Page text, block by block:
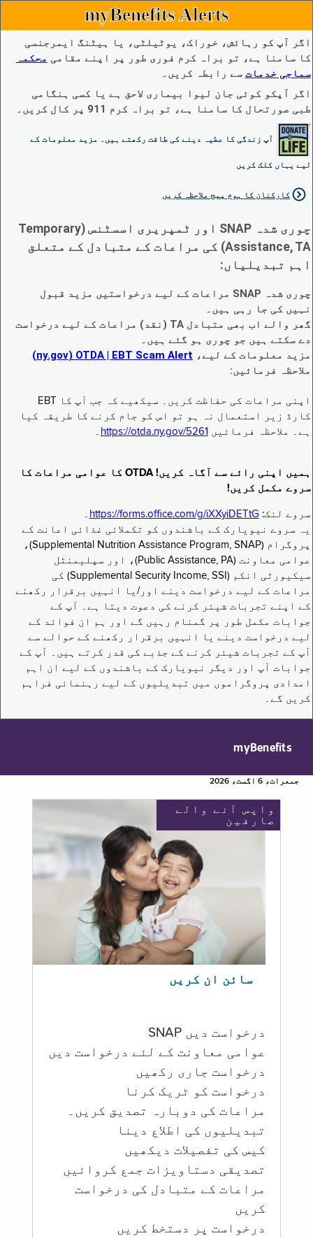
myBenefits Alerts
اگر آپ کو رہائش، خوراک، یوٹیلٹی، یا ہیٹنگ ایمرجنسی
کا سامنا ہے، تو براہ کرم فوری طور پر اپنے مقامی محکمہ
سماجی خدمات سے رابطہ کریں۔
اگر آپکو کوئی جان لیوا بیماری لاحق ہے یا کسی ہنگامی
طبی صورتحال کا سامنا ہے، تو براہ کرم 911 پر کال کریں۔
آپ زندگی کا عطیہ دینے کی طاقت رکھتے ہیں۔ مزید معلومات کے
لیے یہاں کلک کریں
کارکنان کا ہوم پیج ملاحظہ کریں
چوری شدہ SNAP اور ٹمپریری اسسٹنس (Temporary
Assistance, TA) کی مراعات کے متبادل کے متعلق
اہم تبدیلیاں:
چوری شدہ SNAP مراعات کے لیے درخواستیں مزید قبول
نہیں کی جا رہی ہیں۔
گھر والے اب بھی متبادل TA (نقد) مراعات کے لیے درخواست
دے سکتے ہیں جو چوری ہو گئے ہیں۔
مزید معلومات کے لیے، EBT Scam Alert ‏| OTDA ‏(ny.gov)
ملاحظہ فرمائیں:
اپنی مراعات کی حفاظت کریں۔ سیکھیے کہ جب آپ کا EBT
کارڈ زیر استعمال نہ ہو تو اس کو جام کرنے کا طریقہ کیا
ہے۔ ملاحظہ فرمائیں https://otda.ny.gov/5261 ۔
ہمیں اپنی رائے سے آگاہ کریں! OTDA کا عوامی مراعات کا
سروے مکمل کریں!
سروے لنک: https://forms.office.com/g/iXXyiDETtG ۔
یہ سروے نیویارک کے باشندوں کو تکملائی غذائی اعانت کے
پروگرام (Supplemental Nutrition Assistance Program, SNAP)،
عوامی معاونت (Public Assistance, PA)، اور سپلیمنٹل
سیکیورٹی انکم (Supplemental Security Income, SSI) کی
مراعات کے لیے درخواست دینے اور/یا انہیں برقرار رکھنے
کے اپنے تجربات شیئر کرنے کی دعوت دیتا ہے۔ آپ کے
جوابات مکمل طور پر گمنام رہیں گے اور ہم ان فوائد کے
لیے درخواست دینے یا انہیں برقرار رکھنے کے حوالے سے
آپ کے تجربات شیئر کرنے کے جذبے کی قدر کرتے ہیں۔ آپ کے
جوابات آپ اور دیگر نیویارک کے باشندوں کے لیے ان اہم
امدادی پروگراموں میں تبدیلیوں کے لیے رہنمائی فراہم
کریں گے۔
myBenefits
جمعرات، 6 اگست، 2026
واپس آنے والے
صارفین
سائن ان کریں
درخواست دیں SNAP
عوامی معاونت کے لئے درخواست دیں
درخواست جاری رکھیں
درخواست کو ٹریک کرنا
مراعات کی دوبارہ تصدیق کریں۔
تبدیلیوں کی اطلاع دینا
کیس کی تفصیلات دیکھیں
تصدیقی دستاویزات جمع کروائیں
مراعات کے متبادل کی درخواست
کریں
درخواست پر دستخط کریں